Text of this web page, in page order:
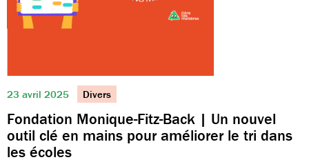
23 avril 2025 Divers
Fondation Monique-Fitz-Back | Un nouvel
outil clé en mains pour améliorer le tri dans
les écoles